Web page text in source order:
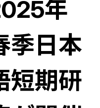
年
季日本
短期研